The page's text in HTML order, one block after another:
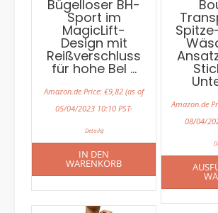
Bügelloser BH-
Sport im
MagicLift-
Design mit
Reißverschluss
für hohe Bel …
Amazon.de Price:€9,82 (as of
05/04/2023 10:10 PST-
Details)
IN DEN
WARENKORB
Amazon.de
08/04/